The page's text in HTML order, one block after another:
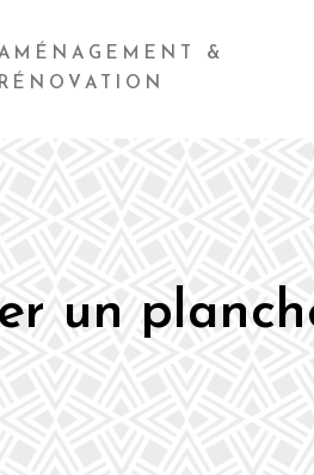
&
RÉNOVATION
un